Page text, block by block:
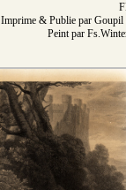
Imprime & Publie par
Peint par